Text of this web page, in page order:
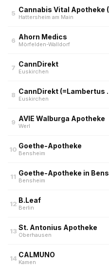
5
Hattersheim am Main
6 Ahorn Medics
Mörfelden-Walldorf
7 CannDirekt
Euskirchen
8
Euskirchen
9 AVIE Walburga Apotheke
Werl
10 Goethe-Apotheke
Bensheim
11
Bensheim
12 B.Leaf
Berlin
13 St. Antonius Apotheke
Oberhausen
14 CALMUNO
Kamen